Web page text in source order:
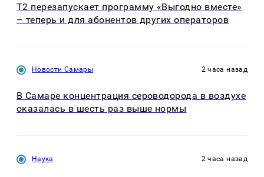
Т2 перезапускает программу «Выгодно вместе»
– теперь и для абонентов других операторов
Новости Самары 2 часа назад
В Самаре концентрация сероводорода в воздухе
оказалась в шесть раз выше нормы
Наука 2 часа назад